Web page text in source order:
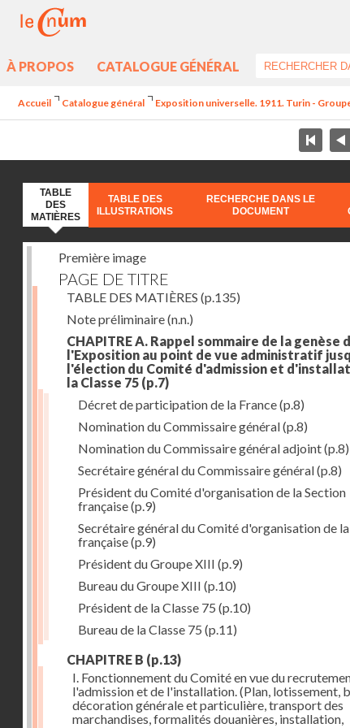
À PROPOS CATALOGUE GÉNÉRAL
Accueil Catalogue général Exposition universelle. 1911. Turin -
TABLE
DES
MATIÈRES
TABLE DES
ILLUSTRATIONS
RECHERCHE DANS LE
DOCUMENT
Première image
PAGE DE TITRE
TABLE DES MATIÈRES (p.135)
Note préliminaire(n.n.)
CHAPITRE A. Rappel sommaire de la genèse
l'Exposition au point de vue administratif
l'élection du Comité d'admission et
la Classe 75 (p.7)
Décret de participation de la France(p.8)
Nomination du Commissaire général(p.8)
Nomination du Commissaire général adjoint(p.8)
Secrétaire général du Commissaire général(p.8)
Président du Comité d'organisation de la Section
française(p.9)
Secrétaire général du Comité d'organisation de
française(p.9)
Président du Groupe XIII (p.9)
Bureau du Groupe XIII (p.10)
Président de la Classe 75 (p.10)
Bureau de la Classe 75 (p.11)
CHAPITRE B (p.13)
I. Fonctionnement du Comité en vue du
l'admission et de l'installation. (Plan, lotissement,
décoration générale et particulière, transport des
marchandises, formalités douanières, installation,